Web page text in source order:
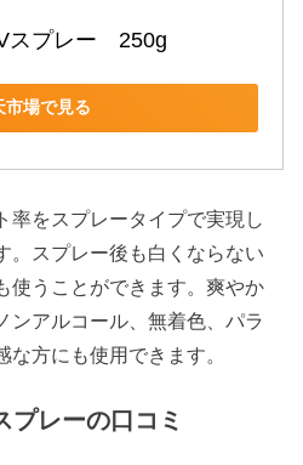
スプレー　250g
市場で見る
率をスプレータイプで実現し
。スプレー後も白くならない
使うことができます。爽やか
ンアルコール、無着色、パラ
方にも使用できます。
プレーの口コミ